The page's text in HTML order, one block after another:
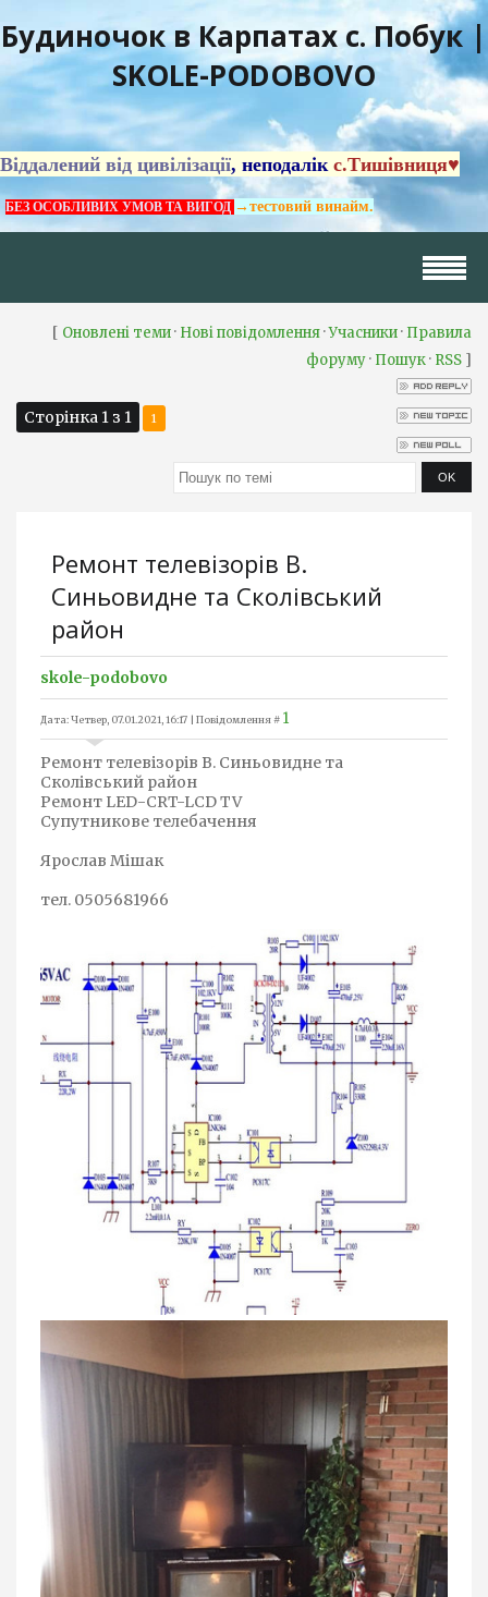
Будиночок в Карпатах с. Побук |
SKOLE-PODOBOVO
Віддалений від цивілізації, неподалік с.Тишівниця♥
БЕЗ ОСОБЛИВИХ УМОВ ТА ВИГОД →тестовий винайм.
[ Оновлені теми· Нові повідомлення·Учасники· Правила
форуму· Пошук· RSS ]
Сторінка 1 з 1 1
Ремонт телевізорів В.
Синьовидне та Сколівський
район
skole-podobovo
Дата: Четвер, 07.01.2021, 16:17 | Повідомлення # 1
Ремонт телевізорів В. Синьовидне та
Сколівський район
Ремонт LED-CRT-LCD TV
Супутникове телебачення
Ярослав Мішак
тел. 0505681966